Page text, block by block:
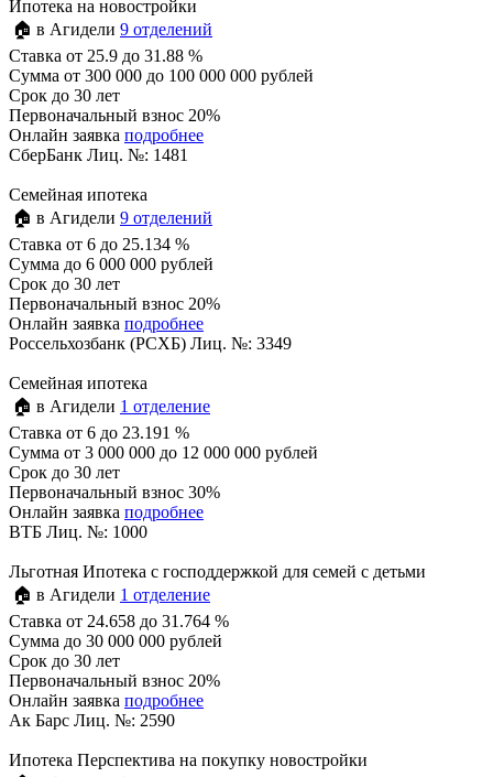
Ипотека на новостройки
🏠 в Агидели 9 отделений
Ставка от 25.9 до 31.88 %
Сумма от 300 000 до 100 000 000 рублей
Срок до 30 лет
Первоначальный взнос 20%
Онлайн заявка подробнее
СберБанк Лиц. №: 1481
Семейная ипотека
🏠 в Агидели 9 отделений
Ставка от 6 до 25.134 %
Сумма до 6 000 000 рублей
Срок до 30 лет
Первоначальный взнос 20%
Онлайн заявка подробнее
Россельхозбанк (РСХБ) Лиц. №: 3349
Семейная ипотека
🏠 в Агидели 1 отделение
Ставка от 6 до 23.191 %
Сумма от 3 000 000 до 12 000 000 рублей
Срок до 30 лет
Первоначальный взнос 30%
Онлайн заявка подробнее
ВТБ Лиц. №: 1000
Льготная Ипотека с господдержкой для семей с детьми
🏠 в Агидели 1 отделение
Ставка от 24.658 до 31.764 %
Сумма до 30 000 000 рублей
Срок до 30 лет
Первоначальный взнос 20%
Онлайн заявка подробнее
Ак Барс Лиц. №: 2590
Ипотека Перспектива на покупку новостройки